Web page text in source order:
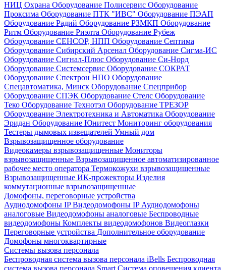
НИЦ Охрана Оборудование Полисервис Оборудование
Проксима Оборудование ПТК "ИВС" Оборудование ПЭАП
Оборудование Радий Оборудование РЗМКП Оборудование
Ритм Оборудование Риэлта Оборудование Рубеж
Оборудование СЕНСОР, НПП Оборудование Септима
Оборудование Сибирский Арсенал Оборудование Сигма-ИС
Оборудование Сигнал-Плюс Оборудование Си-Норд
Оборудование Системсервис Оборудование СОКРАТ
Оборудование Спектрон НПО Оборудование
Спецавтоматика, Минск Оборудование Спецприбор
Оборудование СПЭК Оборудование Стелс Оборудование
Теко Оборудование Технотэл Оборудование ТРЕЗОР
Оборудование Электротехника и Автоматика Оборудование
Эридан Оборудование Юнитест Мониторинг оборудования
Тестеры дымовых извещателей Умный дом
Взрывозащищенное оборудование
Видеокамеры взрывозащищенные Мониторы
взрывозащищенные Взрывозащищенное автоматизированное
рабочее место оператора Термокожухи взрывозащищенные
Взрывозащищенные ИК-прожекторы Изделия
коммутационные взрывозащищенные
Домофоны, переговорные устройства
Аудиодомофоны IPВидеодомофоны IP Аудиодомофоны
аналоговые Видеодомофоны аналоговые Беспроводные
видеодомофоны Комплекты видеодомофонов Видеоглазки
Переговорные устройства Дополнительное оборудование
Домофоны многоквартирные
Системы вызова персонала
Беспроводная система вызова персонала iBells Беспроводная
система вызова персонала Smart Система оповещения клиента